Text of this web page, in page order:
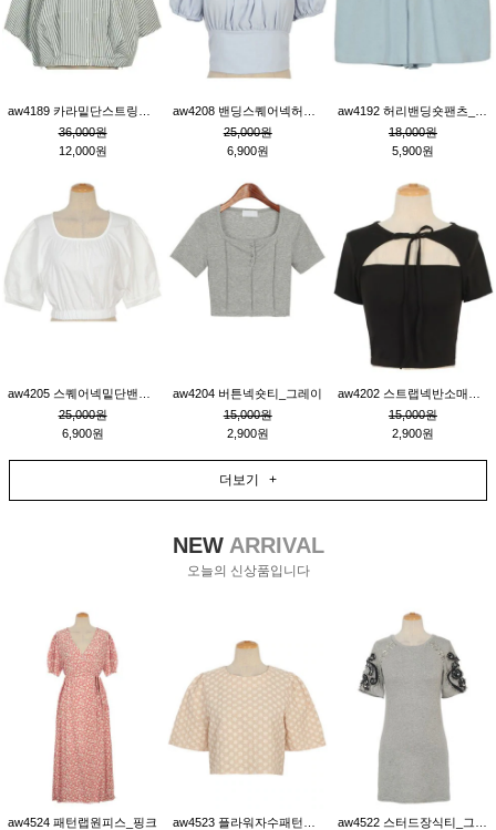
36,000원
12,000원
25,000원
6,900원
18,000원
5,900원
25,000원
6,900원
aw4204 버튼넥숏티_그레이
15,000원
2,900원
15,000원
2,900원
더보기 +
NEWARRIVAL
오늘의 신상품입니다
aw4524 패턴랩원피스_핑크